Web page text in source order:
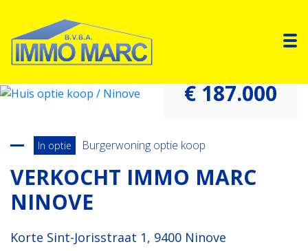
€ 187.000
Terug naar overzicht
In optie Burgerwoning optie koop
VERKOCHT IMMO MARC
NINOVE
Korte Sint-Jorisstraat 1, 9400 Ninove